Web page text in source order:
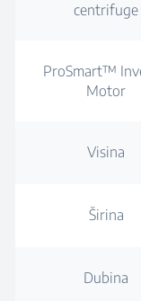
centrifuge
ProSmart™
Motor
Visina
Širina
Dubina